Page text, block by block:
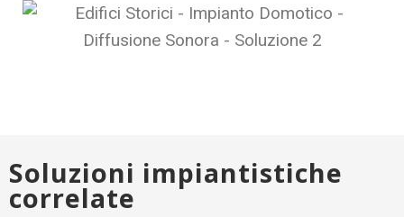
Soluzioni impiantistiche
correlate